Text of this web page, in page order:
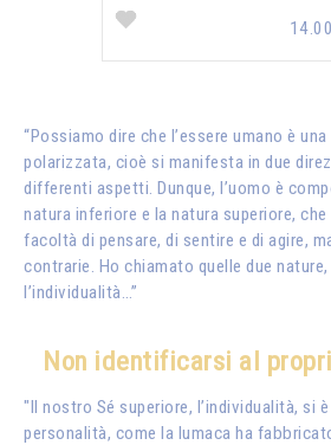
“Possiamo dire che l’essere umano è
polarizzata, cioè si manifesta in due
differenti aspetti. Dunque, l’uomo è
natura inferiore e la natura superiore,
facoltà di pensare, di sentire e di agire,
contrarie. Ho chiamato quelle due
l’individualità…”
Non identificarsi al
"Il nostro Sé superiore, l’individualità, si
personalità, come la lumaca ha